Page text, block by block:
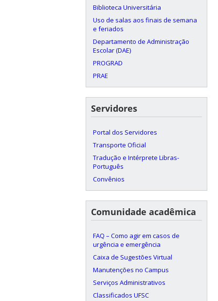
Biblioteca Universitária
Uso de salas aos finais de semana
e feriados
Departamento de Administração
Escolar (DAE)
PROGRAD
PRAE
Servidores
Portal dos Servidores
Transporte Oficial
Tradução e Intérprete Libras-
Português
Convênios
Comunidade acadêmica
FAQ – Como agir em casos de
urgência e emergência
Caixa de Sugestões Virtual
Manutenções no Campus
Serviços Administrativos
Classificados UFSC